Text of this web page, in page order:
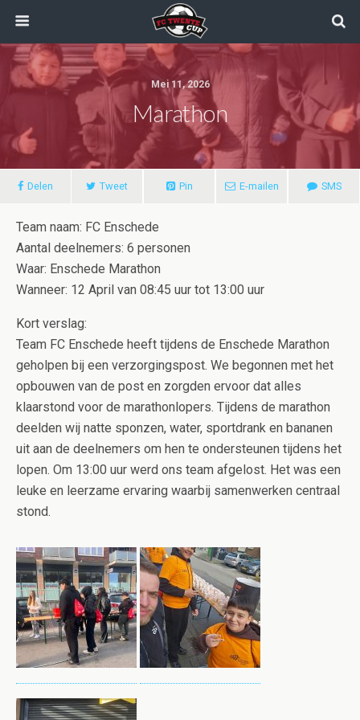
Mei 11, 2026
Marathon
Delen Tweet Pin E-mailen SMS
Team naam: FC Enschede
Aantal deelnemers: 6 personen
Waar: Enschede Marathon
Wanneer: 12 April van 08:45 uur tot 13:00 uur
Kort verslag:
Team FC Enschede heeft tijdens de Enschede Marathon
geholpen bij een verzorgingspost. We begonnen met het
opbouwen van de post en zorgden ervoor dat alles
klaarstond voor de marathonlopers. Tijdens de marathon
deelden wij natte sponzen, water, sportdrank en bananen
uit aan de deelnemers om hen te ondersteunen tijdens het
lopen. Om 13:00 uur werd ons team afgelost. Het was een
leuke en leerzame ervaring waarbij samenwerken centraal
stond.